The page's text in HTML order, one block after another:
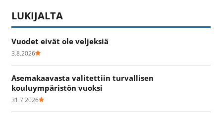
LUKIJALTA
Vuodet eivät ole veljeksiä
3.8.2026
Asemakaavasta valitettiin turvallisen
kouluympäristön vuoksi
31.7.2026